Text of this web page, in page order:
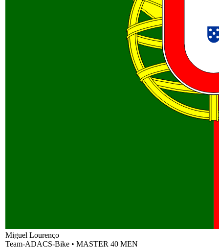
Miguel Lourenço
Team-ADACS-Bike • MASTER 40 MEN